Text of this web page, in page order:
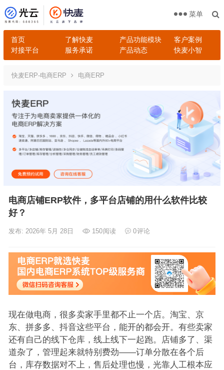
首页 了解快麦 产品功能模块
客户案例
对接平台
服务承诺 产品动态 快麦小智
菜单
快麦ERP-电商ERP 电商ERP
电商店铺ERP软件，多平台店铺的用什么软件比较
好？
发布: 2026年 5月 28日 150阅读 0评论
现在做电商，很多卖家手里都不止一个店。淘宝、京
东、拼多多、抖音这些平台，能开的都会开。有些卖家
还有自己的线下仓库，线上线下一起跑。店铺多了、渠
道杂了，管理起来就特别费劲——订单分散在各个后
台，库存数据对不上，售后处理也慢，光靠人工根本应